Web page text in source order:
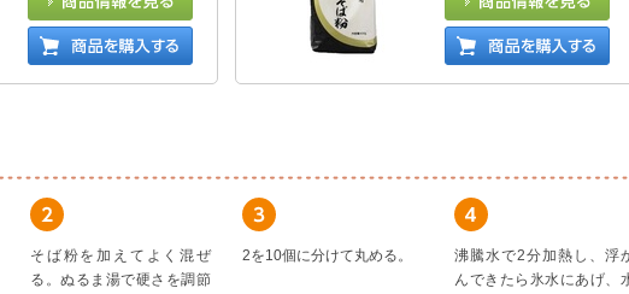
そば粉を加えてよく混ぜ
る。ぬるま湯で硬さを調節
2を10個に分けて丸める。
沸騰水で2分加熱し、浮
んできたら氷水にあげ、